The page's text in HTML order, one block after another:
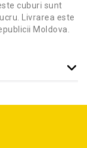
cuburi sunt
Livrarea este
Moldova.